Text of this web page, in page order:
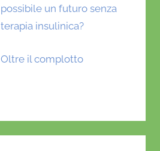
possibile un futuro senza
terapia insulinica?
Oltre il complotto